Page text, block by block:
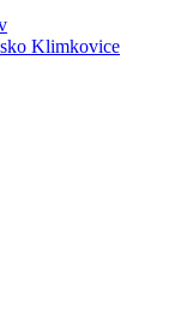
Klimkovice